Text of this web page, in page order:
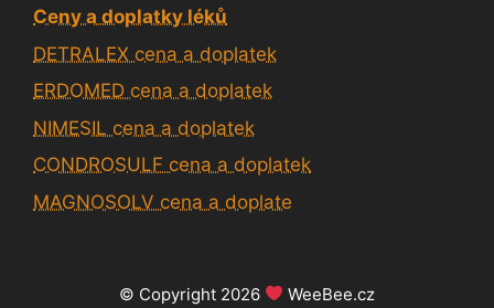
Ceny a doplatky léků
DETRALEX cena a doplatek
ERDOMED cena a doplatek
NIMESIL cena a doplatek
CONDROSULF cena a doplatek
MAGNOSOLV cena a doplate
© Copyright 2026 WeeBee.cz